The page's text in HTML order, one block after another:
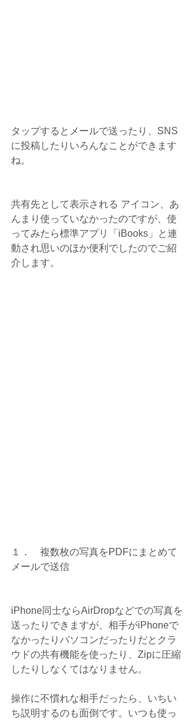
タップするとメールで送ったり、SNS
に投稿したりいろんなことができます
ね。
共有先として表示される アイコン、あ
んまり使っていなかったのですが、使
ってみたら標準アプリ「iBooks」と連
動され思いのほか便利でしたのでご紹
介します。
１．    複数枚の写真をPDFにまとめて
メールで送信
iPhone同士ならAirDropなどでの写真を
送ったりできますが、相手がiPhoneで
なかったりパソコンだったりだとクラ
ウドの共有機能を使ったり、Zipに圧縮
したりしなくてはなりません。
操作に不慣れな相手だったら、いちい
ち説明するのも面倒です。いつも使っ